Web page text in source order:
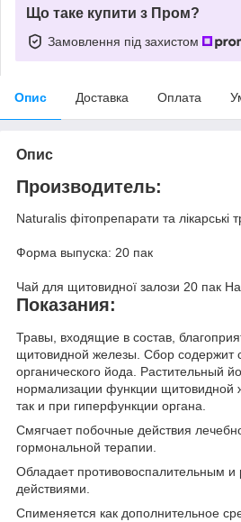
Що таке купити з Пром?
Замовлення під захистом
Опис Доставка Оплата
Опис
Производитель:
Naturalis фітопрепарати та лікарські
Форма выпуска: 20 пак
Чай для щитовидної залози 20 пак
Показания:
Травы, входящие в состав,
щитовидной железы. Сбор содержит
органического йода. Растительный
нормализации функции щитовидной
так и при гиперфункции органа.
Смягчает побочные действия
гормональной терапии.
Обладает противовоспалительным
действиями.
Спименяется как дополнительное